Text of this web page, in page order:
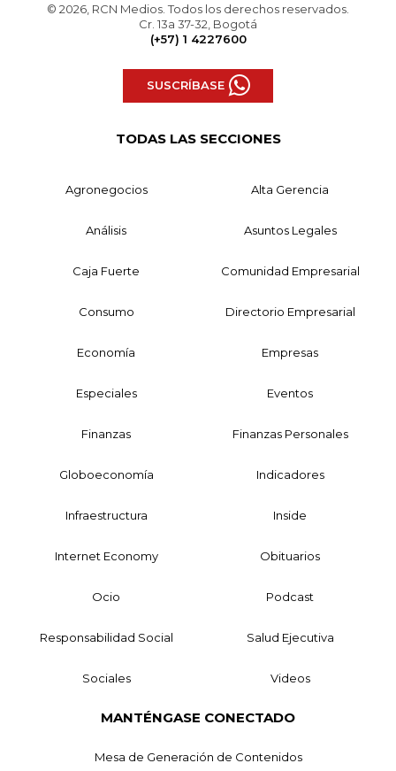
© 2026, RCN Medios. Todos los derechos reservados.
Cr. 13a 37-32, Bogotá
(+57) 1 4227600
SUSCRÍBASE
TODAS LAS SECCIONES
Agronegocios Alta Gerencia
Análisis Asuntos Legales
Caja Fuerte Comunidad Empresarial
Consumo Directorio Empresarial
Economía Empresas
Especiales Eventos
Finanzas Finanzas Personales
Globoeconomía Indicadores
Infraestructura Inside
Internet Economy Obituarios
Ocio Podcast
Responsabilidad Social Salud Ejecutiva
Sociales Videos
MANTÉNGASE CONECTADO
Mesa de Generación de Contenidos